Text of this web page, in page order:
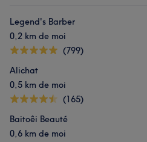
Legend's Barber
0,2 km de moi
(799)
Alichat
0,5 km de moi
(165)
Baitoêi Beauté
0,6 km de moi